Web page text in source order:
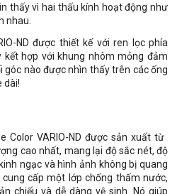
thấy vì hai thấu kính hoạt động như
nhau.
ND được thiết kế với ren lọc phía
hợp với khung nhôm mỏng đảm
góc nào được nhìn thấy trên các ống
dài!
Color VARIO-ND được sản xuất từ
cao nhất, mang lại độ sắc nét, độ
ngạc và hình ảnh không bị quang
cung cấp một lớp chống thấm nước,
chiếu và dễ dàng vệ sinh. Nó giúp